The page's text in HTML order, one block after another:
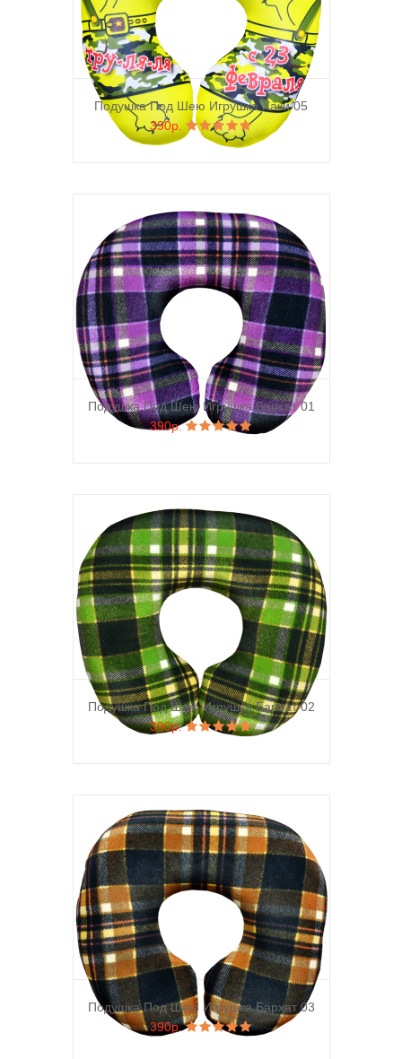
Подушка Под Шею Игрушка Хаки 05
390р.
Подушка Под Шею Игрушка Бархат 01
390р.
Подушка Под Шею Игрушка Бархат 02
390р.
Подушка Под Шею Игрушка Бархат 03
390р.